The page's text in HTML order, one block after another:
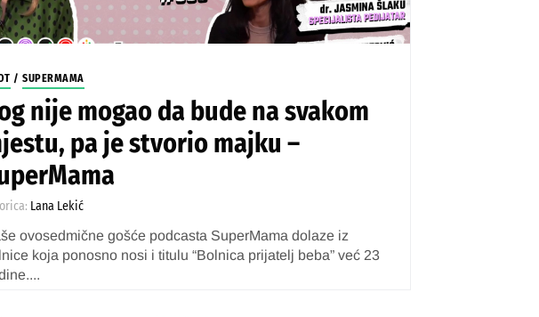
/ SUPERMAMA
nije mogao da bude na svakom
pa je stvorio majku –
Lana Lekić
ovosedmične gošće podcasta SuperMama dolaze iz
koja ponosno nosi i titulu “Bolnica prijatelj beba” već 23